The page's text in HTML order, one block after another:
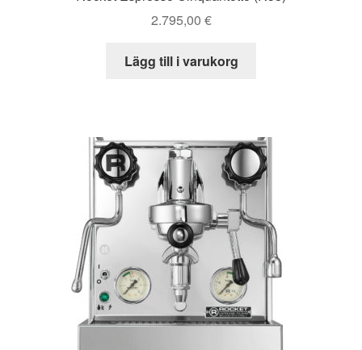
2.795,00 €
Lägg till i varukorg